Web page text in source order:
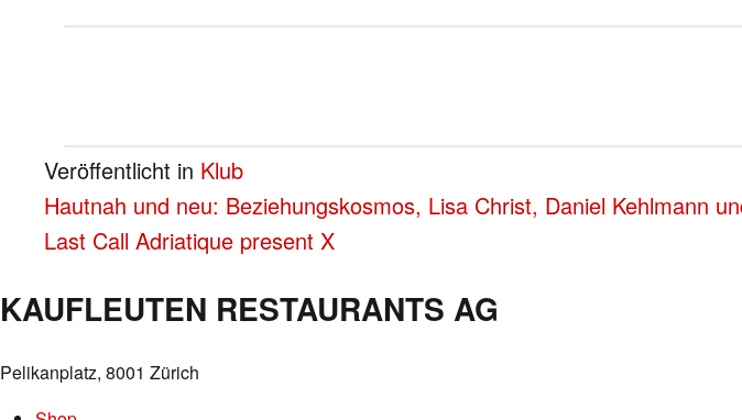
Veröffentlicht in Klub
BEITRAGS-
NAVIGATION
Hautnah und neu: Beziehungskosmos, Lisa Christ, Daniel Kehlmann
Last Call Adriatique present X
KAUFLEUTEN RESTAURANTS AG
Pelikanplatz, 8001 Zürich